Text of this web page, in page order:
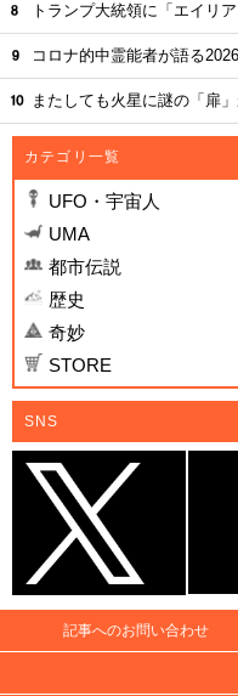
トランプ大統領に「エイリ
コロナ的中霊能者が語る
またしても火星に謎の「扉
カテゴリ一覧
UFO・宇宙人
UMA
都市伝説
歴史
奇妙
STORE
SNS
記事へのお問い合わせ